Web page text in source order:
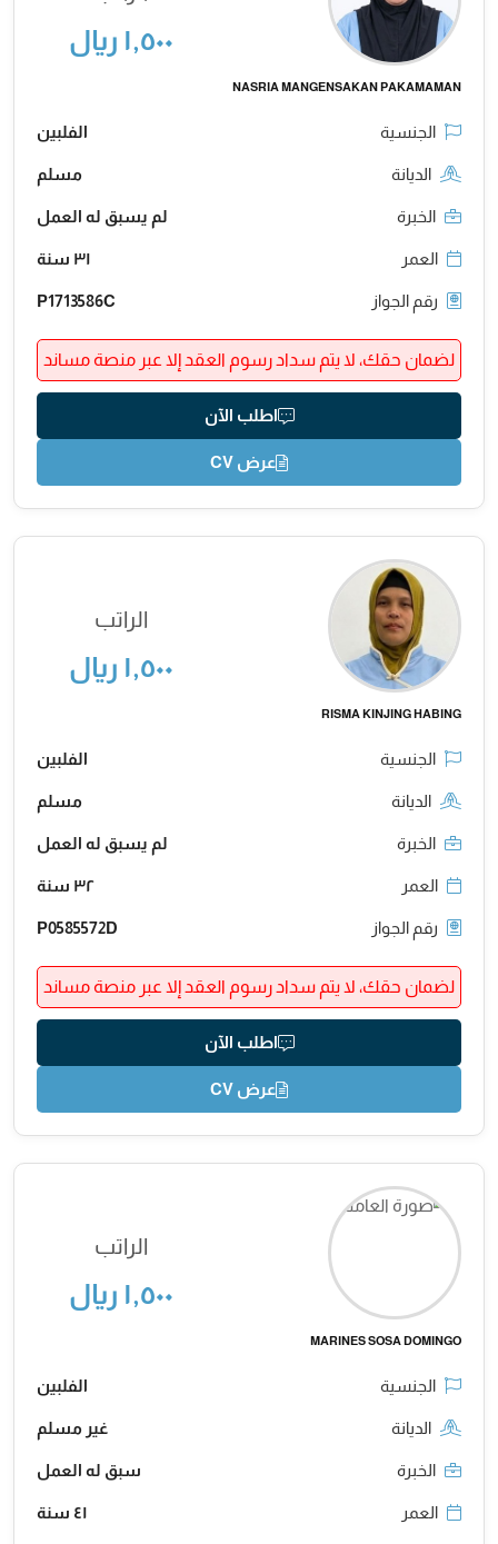
NASRIA MANGENSAKAN PAKAMAMAN
١,٥٠٠ ريال
الجنسية الفلبين
الديانة مسلم
الخبرة لم يسبق له العمل
العمر ٣١ سنة
رقم الجواز P1713586C
لضمان حقك، لا يتم سداد رسوم العقد إلا عبر منصة مساند
اطلب الآن
عرض CV
RISMA KINJING HABING
الراتب
١,٥٠٠ ريال
الجنسية الفلبين
الديانة مسلم
الخبرة لم يسبق له العمل
العمر ٣٢ سنة
رقم الجواز P0585572D
لضمان حقك، لا يتم سداد رسوم العقد إلا عبر منصة مساند
اطلب الآن
عرض CV
MARINES SOSA DOMINGO
الراتب
١,٥٠٠ ريال
الجنسية الفلبين
الديانة غير مسلم
الخبرة سبق له العمل
العمر ٤١ سنة